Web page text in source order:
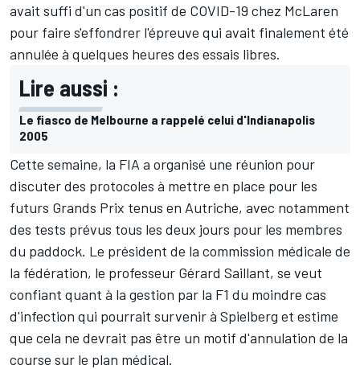
avait suffi d'un cas positif de COVID-19 chez McLaren
pour faire s'effondrer l'épreuve qui avait finalement été
annulée à quelques heures des essais libres.
Lire aussi :
Le fiasco de Melbourne a rappelé celui d'Indianapolis
2005
Cette semaine, la FIA a organisé une réunion pour
discuter des protocoles à mettre en place pour les
futurs Grands Prix tenus en Autriche, avec notamment
des tests prévus tous les deux jours pour les membres
du paddock. Le président de la commission médicale de
la fédération, le professeur Gérard Saillant, se veut
confiant quant à la gestion par la F1 du moindre cas
d'infection qui pourrait survenir à Spielberg et estime
que cela ne devrait pas être un motif d'annulation de la
course sur le plan médical.